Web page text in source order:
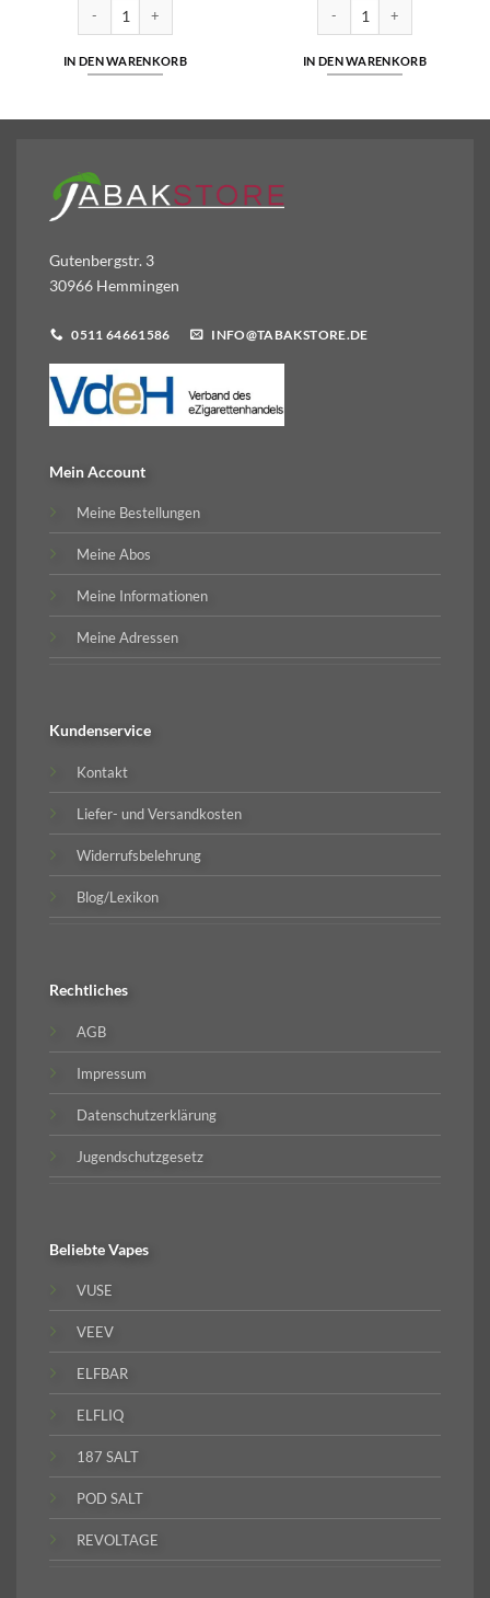
IN DEN WARENKORB IN DEN WARENKORB
Gutenbergstr. 3
30966 Hemmingen
0511 64661586 INFO@TABAKSTORE.DE
Mein Account
Meine Bestellungen
Meine Abos
Meine Informationen
Meine Adressen
Kundenservice
Kontakt
Liefer- und Versandkosten
Widerrufsbelehrung
Blog/Lexikon
Rechtliches
AGB
Impressum
Datenschutzerklärung
Jugendschutzgesetz
BeliebteVapes
VUSE
VEEV
ELFBAR
ELFLIQ
187 SALT
POD SALT
REVOLTAGE